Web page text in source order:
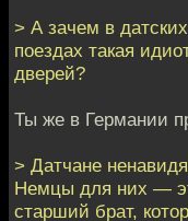
> А зачем в
поездах такая
дверей?
Ты же в Германии
> Датчане
Немцы для них —
старший брат,